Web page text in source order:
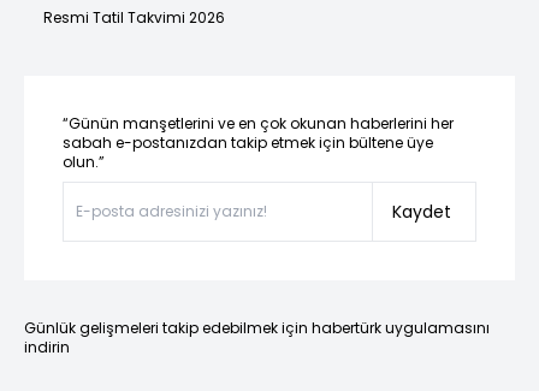
Resmi Tatil Takvimi 2026
“Günün manşetlerini ve en çok okunan haberlerini her
sabah e-postanızdan takip etmek için bültene üye
olun.”
Kaydet
Günlük gelişmeleri takip edebilmek için habertürk uygulamasını
indirin